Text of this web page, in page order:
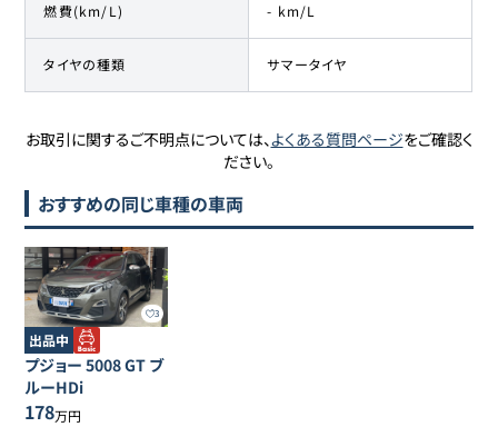
燃費(km/L) - km/L
タイヤの種類 サマータイヤ
お取引に関するご不明点については、よくある質問ページをご確認く
ださい。
おすすめの同じ車種の車両
3
出品中
プジョー 5008GT ブ
ルーHDi
178万円